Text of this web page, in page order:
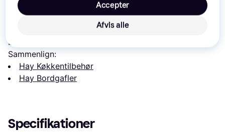
Laveste pris for Hay Sunday Bordgaffel 19cm 5stk
Det er den bedste pris lige nu blandt
butikker.
Sammenlign:
Hay Køkkentilbehør
Hay Bordgafler
Specifikationer
Afvis alle
Accepter